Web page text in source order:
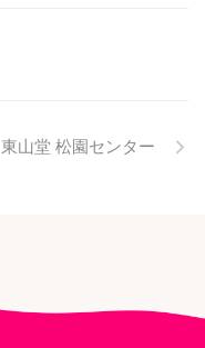
東山堂 松園センター